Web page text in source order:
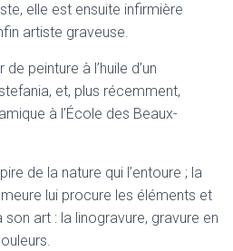
elle est ensuite infirmière
artiste graveuse.
peinture à l’huile d’un
et, plus récemment,
à l’École des Beaux-
de la nature qui l’entoure ; la
lui procure les éléments et
son art : la linogravure, gravure en